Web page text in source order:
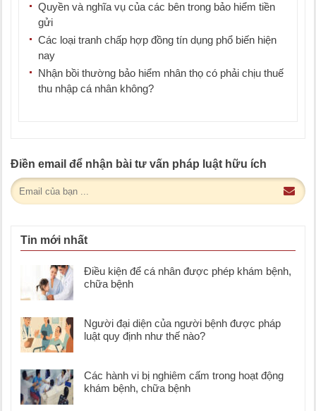
Quyền và nghĩa vụ của các bên trong bảo hiểm tiền
gửi
Các loại tranh chấp hợp đồng tín dụng phổ biến hiện
nay
Nhận bồi thường bảo hiểm nhân thọ có phải chịu thuế
thu nhập cá nhân không?
Điền email để nhận bài tư vấn pháp luật hữu ích
Tin mới nhất
Điều kiện để cá nhân được phép khám bệnh,
chữa bệnh
Người đại diện của người bệnh được pháp
luật quy định như thế nào?
Các hành vi bị nghiêm cấm trong hoạt động
khám bệnh, chữa bệnh